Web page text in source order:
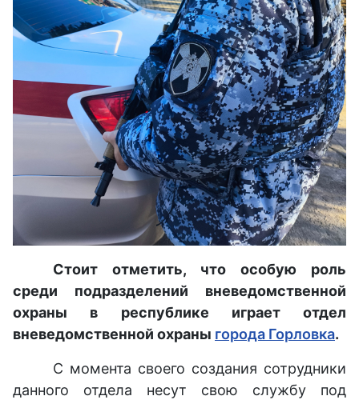
Стоит отметить, что особую роль
среди подразделений вневедомственной
охраны в республике играет отдел
вневедомственной охраны города Горловка.
С момента своего создания сотрудники
данного отдела несут свою службу под